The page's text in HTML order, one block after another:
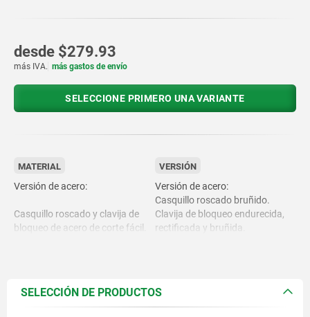
desde $279.93
más IVA. más gastos de envío
SELECCIONE PRIMERO UNA VARIANTE
MATERIAL
Versión de acero:
Casquillo roscado y clavija de
bloqueo de acero de corte fácil.
Casquillo roscado 1.4305.
VERSIÓN
Versión de acero:
Casquillo roscado bruñido.
Clavija de bloqueo endurecida,
rectificada y bruñida.
Clavija de bloqueo rectificada,
acabado natural.
SELECCIÓN DE PRODUCTOS